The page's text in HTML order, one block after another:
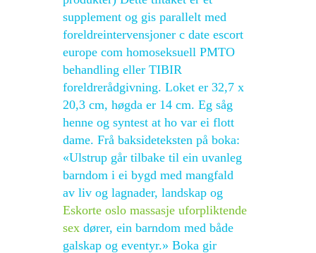
supplement og gis parallelt med
foreldreintervensjoner c date escort
europe com homoseksuell PMTO
behandling eller TIBIR
foreldrerådgivning. Loket er 32,7 x
20,3 cm, høgda er 14 cm. Eg såg
henne og syntest at ho var ei flott
dame. Frå baksideteksten på boka:
«Ulstrup går tilbake til ein uvanleg
barndom i ei bygd med mangfald
av liv og lagnader, landskap og
Eskorte oslo massasje uforpliktende
sex dører, ein barndom med både
galskap og eventyr.» Boka gir